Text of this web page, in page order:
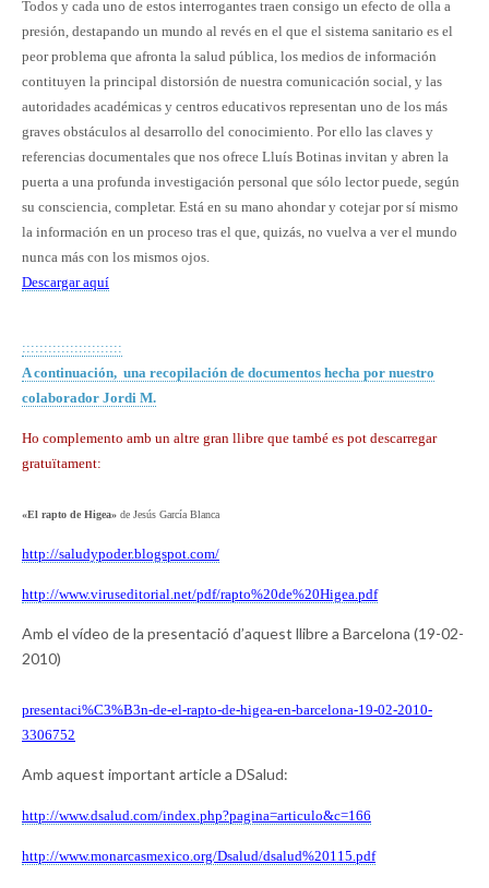
Todos y cada uno de estos interrogantes traen consigo un efecto de olla a
presión, destapando un mundo al revés en el que el sistema sanitario es el
peor problema que afronta la salud pública, los medios de información
contituyen la principal distorsión de nuestra comunicación social, y las
autoridades académicas y centros educativos representan uno de los más
graves obstáculos al desarrollo del conocimiento. Por ello las claves y
referencias documentales que nos ofrece Lluís Botinas invitan y abren la
puerta a una profunda investigación personal que sólo lector puede, según
su consciencia, completar. Está en su mano ahondar y cotejar por sí mismo
la información en un proceso tras el que, quizás, no vuelva a ver el mundo
nunca más con los mismos ojos.
Descargar aquí
:::::::::::::::::::::::
A continuación, una recopilación de documentos hecha por nuestro
colaborador Jordi M.
Ho complemento amb un altre gran llibre que també es pot descarregar
gratuïtament:
«El rapto de Higea» de Jesús García Blanca
http://saludypoder.blogspot. com/
http://www.viruseditorial.net/pdf/rapto%20de%20Higea.pdf
Amb el vídeo de la presentació d’aquest llibre a Barcelona (19-02-
2010)
presentaci%C3%B3n-de-el-rapto-de-higea-en-barcelona-19-02-2010-
3306752
Amb aquest important article a DSalud:
http://www.dsalud.com/index. php?pagina=articulo&c=166
http://www.monarcasmexico.org/Dsalud/dsalud%20115.pdf